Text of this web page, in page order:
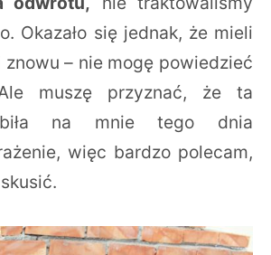
Okazało się jednak, że mieli
– nie mogę powiedzieć
muszę przyznać, że ta
na mnie tego dnia
więc bardzo polecam,